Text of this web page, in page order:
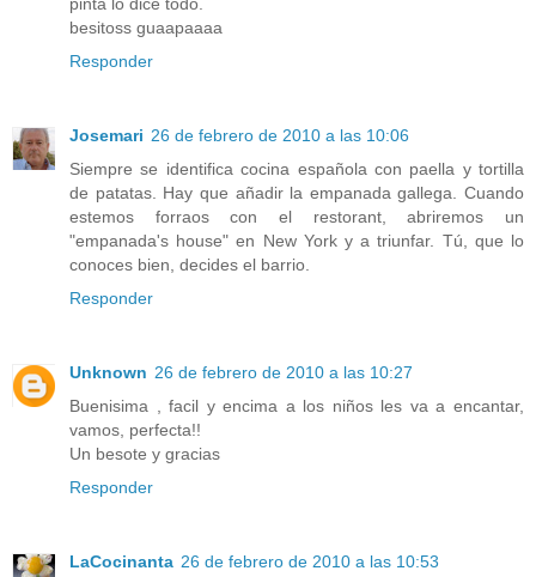
pinta lo dice todo.
besitoss guaapaaaa
Responder
Josemari 26 de febrero de 2010 a las 10:06
Siempre se identifica cocina española con paella y tortilla
de patatas. Hay que añadir la empanada gallega. Cuando
estemos forraos con el restorant, abriremos un
"empanada's house" en New York y a triunfar. Tú, que lo
conoces bien, decides el barrio.
Responder
Unknown 26 de febrero de 2010 a las 10:27
Buenisima , facil y encima a los niños les va a encantar,
vamos, perfecta!!
Un besote y gracias
Responder
LaCocinanta 26 de febrero de 2010 a las 10:53